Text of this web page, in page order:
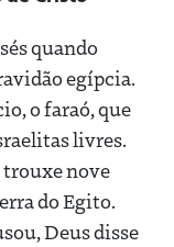
quando
egípcia.
o faraó, que
livres.
trouxe nove
do Egito.
Deus disse